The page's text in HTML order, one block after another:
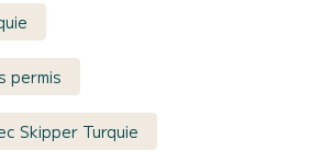
permis
Skipper Turquie